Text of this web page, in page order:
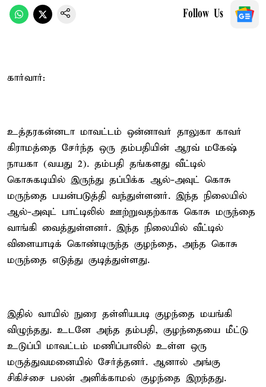
Follow Us
கார்வார்:
உத்தரகன்னடா மாவட்டம் ஒன்னாவர் தாலுகா காவர்
கிராமத்தை சேர்ந்த ஒரு தம்பதியின் ஆரவ் மகேஷ்
நாயகா (வயது 2). தம்பதி தங்களது வீட்டில்
கொசுகடியில் இருந்து தப்பிக்க ஆல்-அவுட் கொசு
மருந்தை பயன்படுத்தி வந்துள்ளனர். இந்த நிலையில்
ஆல்-அவுட் பாட்டிலில் ஊற்றுவதற்காக கொசு மருந்தை
வாங்கி வைத்துள்ளனர். இந்த நிலையில் வீட்டில்
விளையாடிக் கொண்டிருந்த குழந்தை, அந்த கொசு
மருந்தை எடுத்து குடித்துள்ளது.
இதில் வாயில் நுரை தள்ளியபடி குழந்தை மயங்கி
விழுந்தது. உடனே அந்த தம்பதி, குழந்தையை மீட்டு
உடுப்பி மாவட்டம் மணிப்பாலில் உள்ள ஒரு
மருத்துவமனையில் சேர்த்தனர். ஆனால் அங்கு
சிகிச்சை பலன் அளிக்காமல் குழந்தை இறந்தது.